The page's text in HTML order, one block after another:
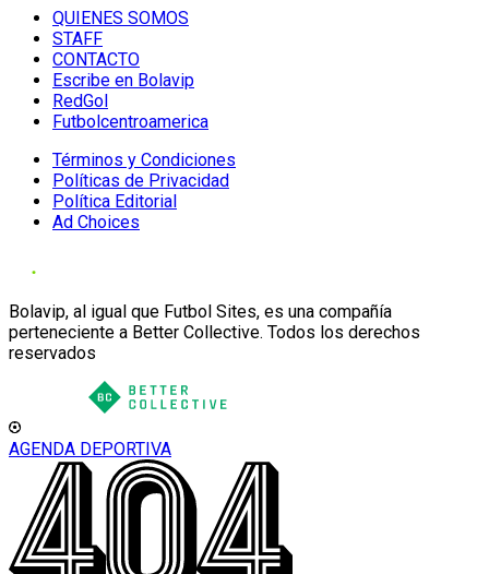
QUIENES SOMOS
STAFF
CONTACTO
Escribe en Bolavip
RedGol
Futbolcentroamerica
Términos y Condiciones
Políticas de Privacidad
Política Editorial
Ad Choices
Bolavip, al igual que Futbol Sites, es una compañía
perteneciente a Better Collective. Todos los derechos
reservados
AGENDA DEPORTIVA